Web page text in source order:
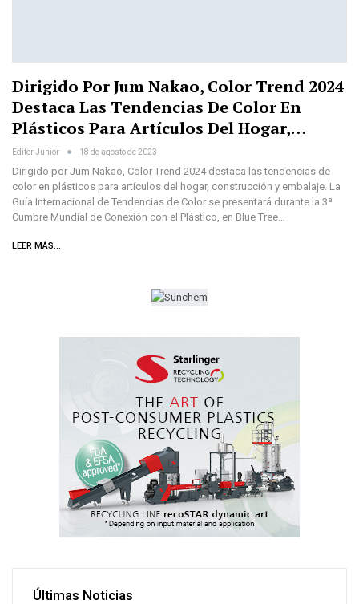
Dirigido Por Jum Nakao, Color Trend 2024
Destaca Las Tendencias De Color En
Plásticos Para Artículos Del Hogar,…
Editor Junior 18 de agosto de 2023
Dirigido por Jum Nakao, Color Trend 2024 destaca las tendencias de
color en plásticos para artículos del hogar, construcción y embalaje. La
Guía Internacional de Tendencias de Color se presentará durante la 3ª
Cumbre Mundial de Conexión con el Plástico, en Blue Tree…
LEER MÁS...
Últimas Noticias